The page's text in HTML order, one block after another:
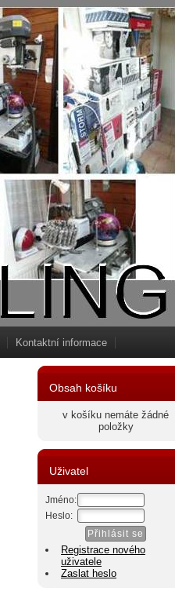
Kontaktní informace
Obsah košíku
v košíku nemáte žádné
položky
Uživatel
Jméno:
Heslo:
Registrace nového
uživatele
Zaslat heslo